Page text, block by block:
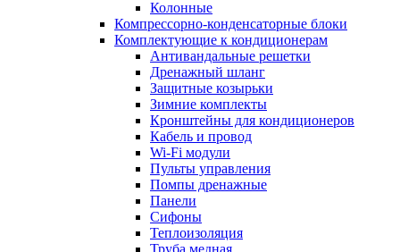
Колонные
Компрессорно-конденсаторные блоки
Комплектующие к кондиционерам
Антивандальные решетки
Дренажный шланг
Защитные козырьки
Зимние комплекты
Кронштейны для кондиционеров
Кабель и провод
Wi-Fi модули
Пульты управления
Помпы дренажные
Панели
Сифоны
Теплоизоляция
Труба медная